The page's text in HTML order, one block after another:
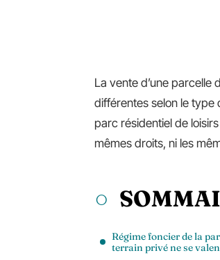
La vente d’une
différentes selon le type
parc résidentiel de
mêmes droits, ni les
Régime foncier de la
terrain privé ne se